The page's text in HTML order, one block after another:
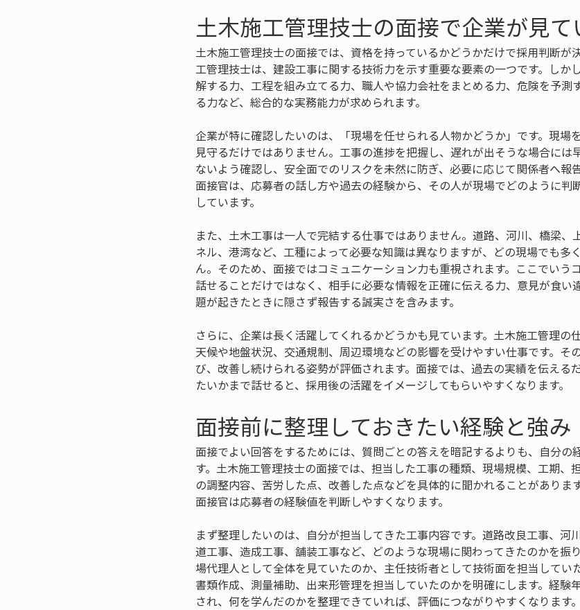
土木施工管理技士の面接で企業が見て
土木施工管理技士の面接では、資格を持っているかどうかだけで採用判断が
工管理技士は、建設工事に関する技術力を示す重要な要素の一つです。しか
解する力、工程を組み立てる力、職人や協力会社をまとめる力、危険を予測
る力など、総合的な実務能力が求められます。
企業が特に確認したいのは、「現場を任せられる人物かどうか」です。現場
見守るだけではありません。工事の進捗を把握し、遅れが出そうな場合には
ないよう確認し、安全面でのリスクを未然に防ぎ、必要に応じて関係者へ報
面接官は、応募者の話し方や過去の経験から、その人が現場でどのように判
しています。
また、土木工事は一人で完結する仕事ではありません。道路、河川、橋梁、
ネル、港湾など、工種によって必要な知識は異なりますが、どの現場でも多
ん。そのため、面接ではコミュニケーション力も重視されます。ここでいう
話せることだけではなく、相手に必要な情報を正確に伝える力、意見が食い
題が起きたときに隠さず報告する誠実さを含みます。
さらに、企業は長く活躍してくれるかどうかも見ています。土木施工管理の
天候や地盤状況、交通規制、周辺環境などの影響を受けやすい仕事です。そ
び、改善し続けられる姿勢が評価されます。面接では、過去の実績を伝える
たいかまで話せると、採用後の活躍をイメージしてもらいやすくなります。
面接前に整理しておきたい経験と強み
面接でよい回答をするためには、質問ごとの答えを暗記するよりも、自分の
す。土木施工管理技士の面接では、担当した工事の種類、現場規模、工期、
の調整内容、苦労した点、改善した点などを具体的に聞かれることがありま
面接官は応募者の経験値を判断しやすくなります。
まず整理したいのは、自分が担当してきた工事内容です。道路改良工事、河
道工事、造成工事、舗装工事など、どのような現場に関わってきたのかを振
場代理人として全体を見ていたのか、主任技術者として技術面を担当してい
書類作成、測量補助、出来形管理を担当していたのかを明確にします。経験
され、何を学んだのかを整理できていれば、評価につながりやすくなります。